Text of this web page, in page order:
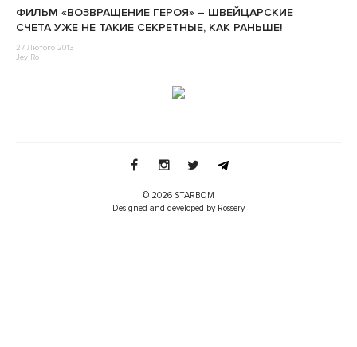
ФИЛЬМ «ВОЗВРАЩЕНИЕ ГЕРОЯ» – ШВЕЙЦАРСКИЕ
СЧЕТА УЖЕ НЕ ТАКИЕ СЕКРЕТНЫЕ, КАК РАНЬШЕ!
27 Лютого 2013
Jey Ro
© 2026 STARBOM
Designed and developed by Rossery